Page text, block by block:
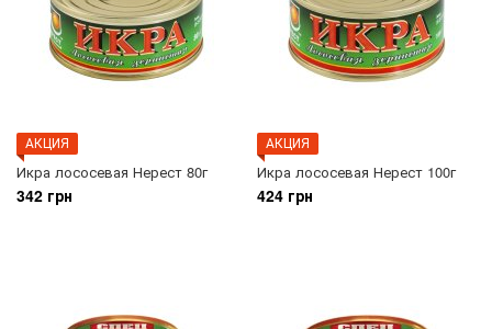
АКЦИЯ
Икра лососевая Нерест 80г
342 грн
АКЦИЯ
Икра лососевая Нерест 100г
424 грн